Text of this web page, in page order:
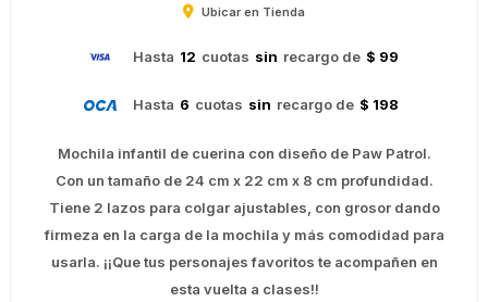
Ubicar en Tienda
Hasta 12 cuotas sin recargo de $ 99
Hasta 6 cuotas sin recargo de $ 198
Mochila infantil de cuerina con diseño de Paw Patrol.
Con un tamaño de 24 cm x 22 cm x 8 cm profundidad.
Tiene 2 lazos para colgar ajustables, con grosor dando
firmeza en la carga de la mochila y más comodidad para
usarla. ¡¡Que tus personajes favoritos te acompañen en
esta vuelta a clases!!